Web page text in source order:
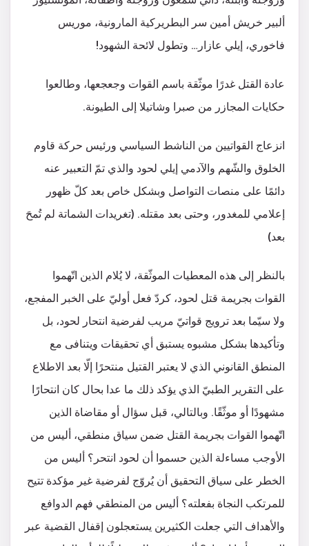
ألبير خريش أمين سر البطريركية المارونية، موريس
فاخوري، إيلي عازار… وتطول لائحة الشهود!
عادة القتل غدرًا موثّقة باسم القوات وجعجعها، وطالعوا
حكايات المجازر من صبرا وشاتيلا إلى الطيونة.
انزعاج القواتيين من الناشط السياسي ورئيس حركة قاوم
الخلوق والشّهم والآدمي إيلي لحود والذي تمّ التعبير عنه
دائمًا على منصات التواصل وبشكل خاص بعد كلّ ظهور
إعلامي للمغدور، وحتى بعد مقتله. (تغريدات الشماتة لم تُمحَ
بعد)
بالنظر إلى هذه المعطيات الموثّقة، لا يُلام الذين اتّهموا
القوات بجريمة قتل لحود، كردّ فعل أوليّ على الخبر المفجع،
ولا سيّما بعد ترويج قواتيّ مريب لفرضية انتحار لحود، بل
وتأكيدها بشكل مشبوه يستبق أي تحقيقات ويتنافى مع
المنطق القانوني الذي لا يعتبر القتيل منتحرًا إلّا بعد الاطلاع
على التقرير الطبيّ الذي يؤكد ذلك ما عدا بحال كان انتحارًا
مشهودًا أو موثّقًا. وبالتالي، قبل سؤال أو مقاضاة الذين
اتّهموا القوات بجريمة القتل ضمن سياق منطقي، أليس من
الأوجب مساءلة الذين حسموا أن لحود انتحر؟ أليس من
الخطر على سياق التحقيق أن يُروّج لفرضية غير مؤكدة تتيح
للمرتكب النجاة بفعلته؟ أليس من المنطقي فهم الدوافع
والأهداف التي جعلت الكثيرين يستعجلون إقفال القضية عبر